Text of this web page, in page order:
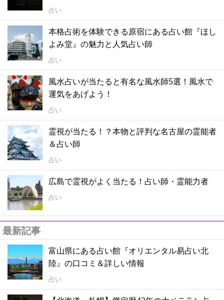
占い
本格占術を体験できる原宿にある占い館『ほし
よみ堂』の魅力と人気占い師
占い
風水占いが当たると有名な風水師5選！風水で
運気をあげよう！
占い
霊視が当たる！？本物と評判な名古屋の霊能者
＆占い師
占い
広島で霊視がよく当たる！占い師・霊能力者
占い
最新記事
富山県にある占い館『オリエンタル易占い北
陸』の口コミ＆詳しい情報
占い